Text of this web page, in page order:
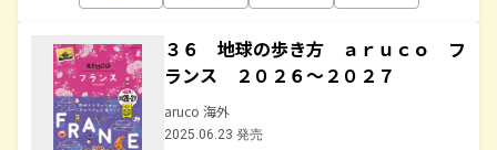
３６ 地球の歩き方 ａｒｕｃｏ フ
ランス ２０２６～２０２７
aruco 海外
2025.06.23 発売